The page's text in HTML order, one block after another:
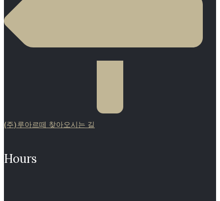
(주)루아르떼 찾아오시는 길
Hours